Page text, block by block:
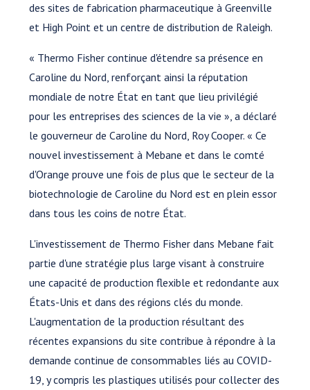
des sites de fabrication pharmaceutique à Greenville
et High Point et un centre de distribution de Raleigh.
« Thermo Fisher continue d'étendre sa présence en
Caroline du Nord, renforçant ainsi la réputation
mondiale de notre État en tant que lieu privilégié
pour les entreprises des sciences de la vie », a déclaré
le gouverneur de Caroline du Nord, Roy Cooper. « Ce
nouvel investissement à Mebane et dans le comté
d'Orange prouve une fois de plus que le secteur de la
biotechnologie de Caroline du Nord est en plein essor
dans tous les coins de notre État.
L'investissement de Thermo Fisher dans Mebane fait
partie d'une stratégie plus large visant à construire
une capacité de production flexible et redondante aux
États-Unis et dans des régions clés du monde.
L'augmentation de la production résultant des
récentes expansions du site contribue à répondre à la
demande continue de consommables liés au COVID-
19, y compris les plastiques utilisés pour collecter des